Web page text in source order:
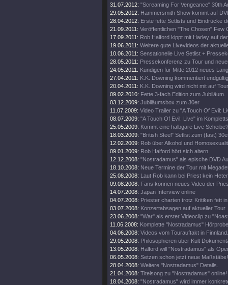
31.07.2012: "Screaming For Vengeance" 30th
29.05.2012: Hammersmith Show kommt auf
28.04.2012: Erste fette Setlists und Eindrücke
21.09.2011: Veröffentlichen "The Chosen" Few
17.09.2011: Rob Halford kippt mit Harley auf
19.06.2011: Weitere gute Livevideos der
10.06.2011: Sensationelle Live Setlist +
28.05.2011: Pressekonferenz zu Tour und
24.05.2011: Kündigen für Mitte 2012 neues
27.04.2011: K.K. Downing kommentiert
20.04.2011: K.K. Downing wird nicht mit auf
09.02.2010: Fette 3-fach Edition zum Jubiläum.
03.12.2009: Jubiläumsbox zum 30er
11.07.2009: Video Trailer zu "A Touch Of Evil:
08.07.2009: "A Touch Of Evil: Live" im
25.05.2009: Kommt eine halbgare Live Scheibe?
18.03.2009: "British Steel" Setlist zum (fast)
12.02.2009: Rob über Alkohol und
09.01.2009: Rob Halford hört sich altern.
12.12.2008: "Nostradamus" als epische DVD
18.10.2008: Neue Termine der Tour mit
25.08.2008: Laut Rob kann bei Priest kein
09.08.2008: Fans können neues Video der
14.07.2008: Japan Interview online
04.07.2008: Priester charten trotz Kritiken fett
03.07.2008: Konzertabsagen auf aktueller Tour
23.06.2008: "War" als erster Videoclip zu
11.06.2008: Komplette "Nostradamus"
04.06.2008: Videos vom Tourauftakt in Finnland.
29.05.2008: Philosophieren über Kult
13.05.2008: Halford will "Nostradamus" als
06.05.2008: Setzen schon jetzt neue Maßstäbe!
28.04.2008: Weitere "Nostradamus" Details.
21.04.2008: Titelsong zu "Nostradamus" online!
18.04.2008: "Nostradamus" wird immer